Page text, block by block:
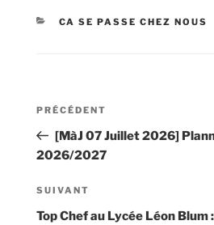
CATÉGORIES
CA SE PASSE CHEZ NOUS
Navigation
l’article
Article
précédent
PRÉCÉDENT
[MàJ 07 Juillet 2026]
2026/2027
Article
suivant
SUIVANT
Top Chef au Lycée Léon